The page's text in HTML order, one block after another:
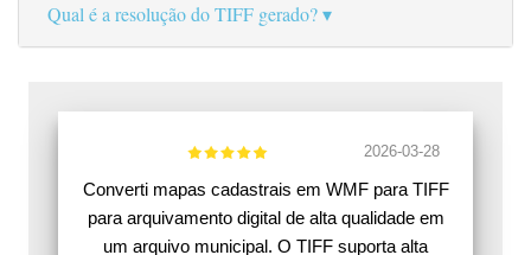
Qual é a resolução do TIFF gerado?
2026-03-28
Converti mapas cadastrais em WMF para TIFF
para arquivamento digital de alta qualidade em
um arquivo municipal. O TIFF suporta alta